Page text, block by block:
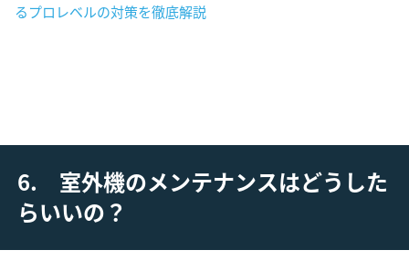
るプロレベルの対策を徹底解説
6. 室外機のメンテナンスはどうした
らいいの？